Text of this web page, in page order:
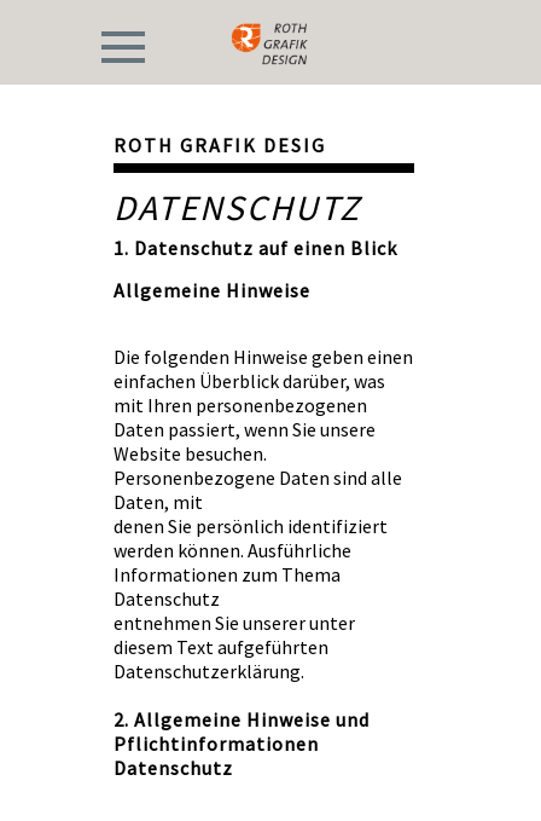
ROTH GRAFIK DESIG
DATENSCHUTZ
1. Datenschutz auf einen Blick
Allgemeine Hinweise
Die folgenden Hinweise geben einen
einfachen Überblick darüber, was
mit Ihren personenbezogenen
Daten passiert, wenn Sie unsere
Website besuchen.
Personenbezogene Daten sind alle
Daten, mit
denen Sie persönlich identifiziert
werden können. Ausführliche
Informationen zum Thema
Datenschutz
entnehmen Sie unserer unter
diesem Text aufgeführten
Datenschutzerklärung.
2. Allgemeine Hinweise und
Pflichtinformationen
Datenschutz